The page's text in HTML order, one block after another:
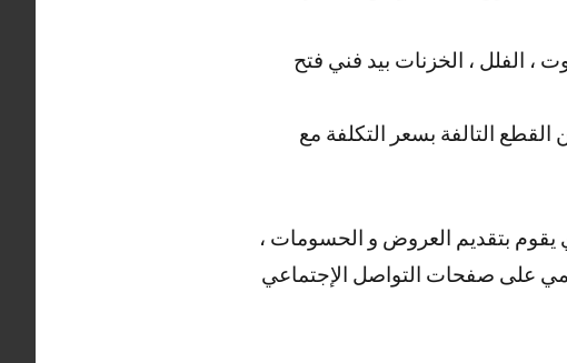
، الفلل ، الخزنات بيد فني فتح
التالفة بسعر التكلفة مع
يقوم بتقديم العروض و الحسومات ،
على صفحات التواصل الإجتماعي